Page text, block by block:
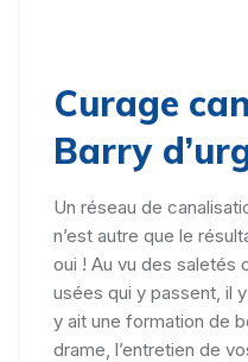
Curage
Barry
Un réseau de
n’est autre que le
oui ! Au vu des saletés
usées qui y passent, il
y ait une formation de
drame, l’entretien de